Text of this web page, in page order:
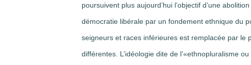
poursuivent plus aujourd’hui l’objectif d’une
démocratie libérale par un fondement ethnique du
seigneurs et races inférieures est remplacée par le
différentes. L’idéologie dite de l’«ethnopluralisme